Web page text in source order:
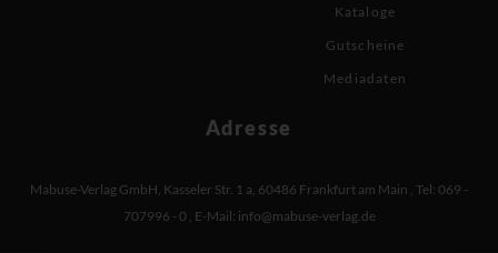
Kataloge
Gutscheine
Mediadaten
Adresse
Mabuse-Verlag GmbH, Kasseler Str. 1 a, 60486 Frankfurt am Main , Tel: 069 -
707996 - 0 , E-Mail: info@mabuse-verlag.de